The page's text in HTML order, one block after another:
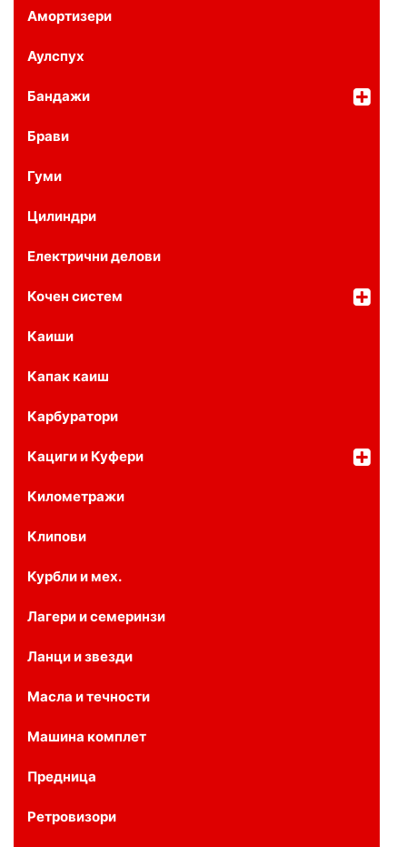
Амортизери
Аулспух
Бандажи
Брави
Гуми
Цилиндри
Електрични делови
Кочен систем
Каиши
Капак каиш
Карбуратори
Кациги и Куфери
Километражи
Клипови
Курбли и мех.
Лагери и семеринзи
Ланци и звезди
Масла и течности
Машина комплет
Предница
Ретровизори